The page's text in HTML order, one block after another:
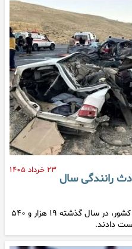
۲۳ خرداد ۱۴۰۵
در حوادث رانندگی سال
بر اساس اعلام سازمان پزشکی قانونی کشور، در سال گذشته ۱۹ هزار و ۵۴۰
دادند.